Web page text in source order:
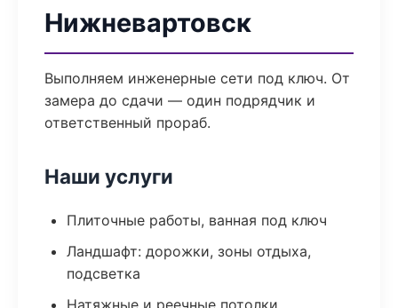
Нижневартовск
Выполняем инженерные сети под ключ. От
замера до сдачи — один подрядчик и
ответственный прораб.
Наши услуги
Плиточные работы, ванная под ключ
Ландшафт: дорожки, зоны отдыха,
подсветка
Натяжные и реечные потолки